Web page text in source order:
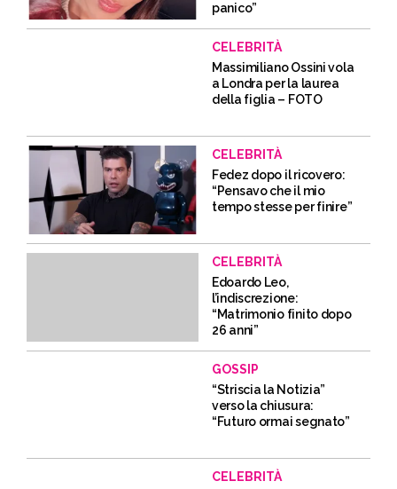
panico”
CELEBRITÀ
Massimiliano Ossini vola
a Londra per la laurea
della figlia – FOTO
CELEBRITÀ
Fedez dopo il ricovero:
“Pensavo che il mio
tempo stesse per finire”
CELEBRITÀ
Edoardo Leo,
l’indiscrezione:
“Matrimonio finito dopo
26 anni”
GOSSIP
“Striscia la Notizia”
verso la chiusura:
“Futuro ormai segnato”
CELEBRITÀ